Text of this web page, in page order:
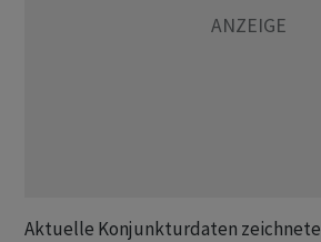
Aktuelle Konjunkturdaten